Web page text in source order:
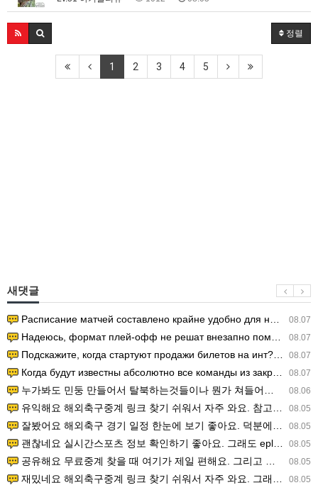
정렬
1 2 3 4 5
새댓글
08.07
Расписание матчей составлено крайне удобно для нашего часово…
08.07
Надеюсь, формат плей-офф не решат внезапно поменять. https:/…
08.07
Подскажите, когда стартуют продажи билетов на инт? https://g…
08.07
Когда будут известны абсолютно все команды из закрытых квали…
08.06
누가봐도 민둥 만들어서 탈북하는것들이나 뭔가 쳐들어오는 낌새를 미리 알아차리기 위함이지 저걸 전쟁준비라고 하…
08.05
유익해요 해외축구중계 링크 찾기 쉬워서 자주 와요. 참고로 무료스포츠중계 정보 확인할 때 출처 꼭 체크해요.…
08.05
잘봤어요 해외축구 경기 일정 한눈에 보기 좋아요. 덕분에 epl중계 볼 때 공식 중계 채널 먼저 찾아봐요. …
08.05
괜찮네요 실시간스포츠 정보 확인하기 좋아요. 그래도 epl중계 볼 때 공식 중계 채널 먼저 찾아봐요. 북마크…
08.05
공유해요 무료중계 찾을 때 여기가 제일 편해요. 그리고 무료스포츠중계 정보 확인할 때 출처 꼭 체크해요. 앞…
08.05
재밌네요 해외축구중계 링크 찾기 쉬워서 자주 와요. 그래서 해외축구중계도 정식 서비스로 봐야 안전해요. 다음…